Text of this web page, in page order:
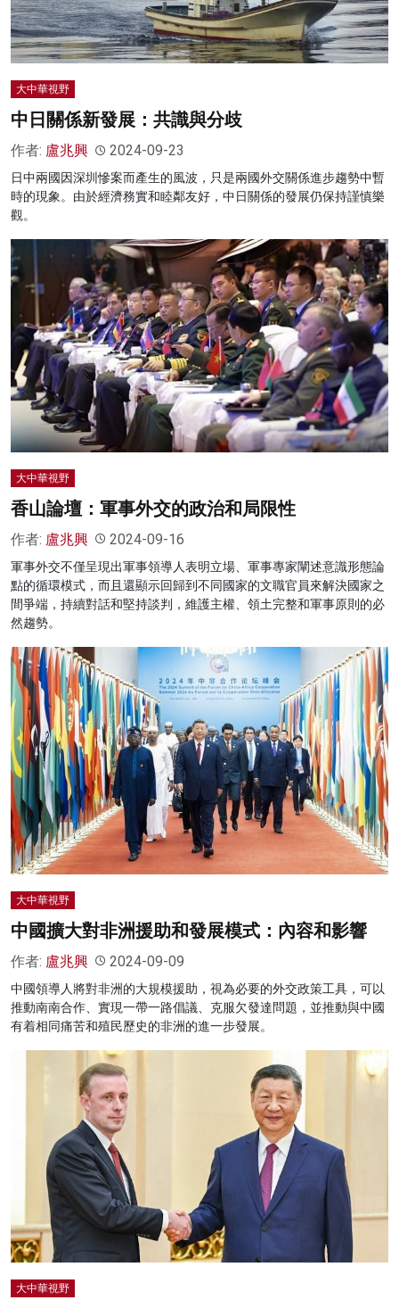
大中華視野
中日關係新發展：共識與分歧
作者: 盧兆興 2024-09-23
日中兩國因深圳慘案而產生的風波，只是兩國外交關係進步趨勢中暫
時的現象。由於經濟務實和睦鄰友好，中日關係的發展仍保持謹慎樂
觀。
大中華視野
香山論壇：軍事外交的政治和局限性
作者: 盧兆興 2024-09-16
軍事外交不僅呈現出軍事領導人表明立場、軍事專家闡述意識形態論
點的循環模式，而且還顯示回歸到不同國家的文職官員來解決國家之
間爭端，持續對話和堅持談判，維護主權、領土完整和軍事原則的必
然趨勢。
大中華視野
中國擴大對非洲援助和發展模式：內容和影響
作者: 盧兆興 2024-09-09
中國領導人將對非洲的大規模援助，視為必要的外交政策工具，可以
推動南南合作、實現一帶一路倡議、克服欠發達問題，並推動與中國
有着相同痛苦和殖民歷史的非洲的進一步發展。
大中華視野